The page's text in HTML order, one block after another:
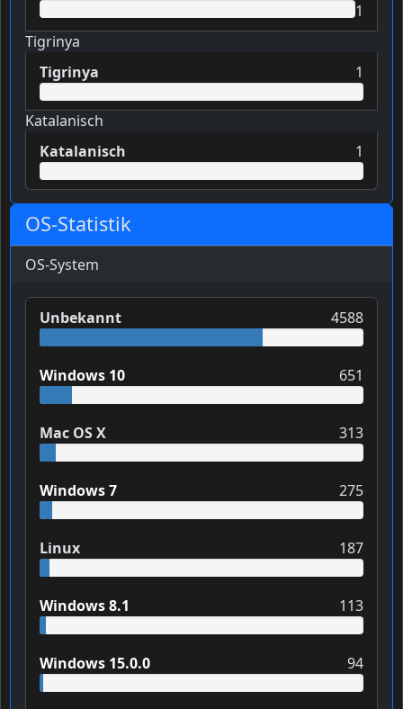
1
Tigrinya
Tigrinya
1
Katalanisch
Katalanisch
1
OS-Statistik
OS-System
Unbekannt 4588
Windows 10 651
Mac OS X 313
Windows 7 275
Linux 187
Windows 8.1 113
Windows 15.0.0 94